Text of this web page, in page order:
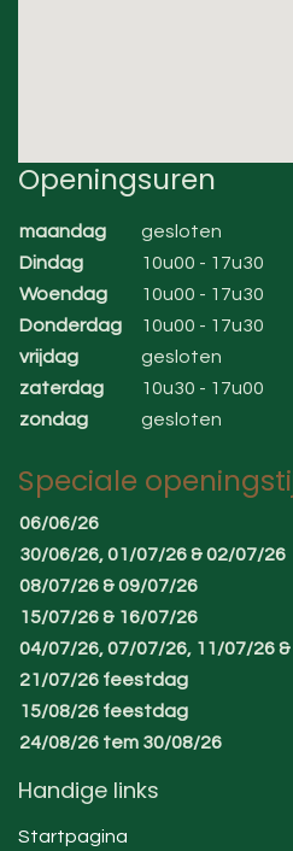
Openingsuren
maandag
gesloten
Dindag
10u00 - 17u30
Woendag
10u00 - 17u30
Donderdag
10u00 - 17u30
vrijdag
gesloten
zaterdag
10u30 - 17u00
zondag
gesloten
Speciale
06/06/26
30/06/26, 01/07/26 & 02/07/26
08/07/26 & 09/07/26
15/07/26 & 16/07/26
04/07/26, 07/07/26, 11/07/26
21/07/26 feestdag
15/08/26 feestdag
24/08/26 tem 30/08/26
Handige links
Startpagina